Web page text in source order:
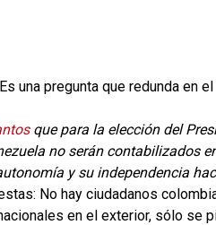
una pregunta que redunda en
que para la elección del
no serán contabilizados
y su independencia
No hay ciudadanos
en el exterior, sólo se